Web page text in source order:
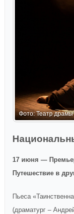
Фото: Театр драмы
17 июня —
Путешествие в
Пьеса
(драматург –